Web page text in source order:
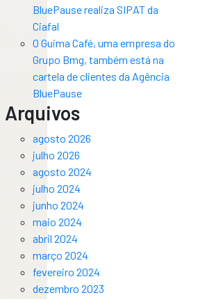
BluePause realiza SIPAT da
Ciafal
O Guima Café, uma empresa do
Grupo Bmg, também está na
cartela de clientes da Agência
BluePause
Arquivos
agosto 2026
julho 2026
agosto 2024
julho 2024
junho 2024
maio 2024
abril 2024
março 2024
fevereiro 2024
dezembro 2023